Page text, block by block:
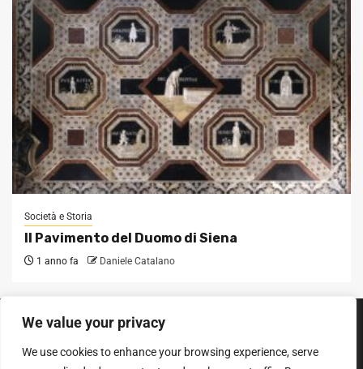
We value your privacy
We use cookies to enhance your browsing experience, serve
Società e Storia
Il Pavimento del Duomo di Siena
1 anno fa Daniele Catalano
SEGUICI SUI SOCIAL